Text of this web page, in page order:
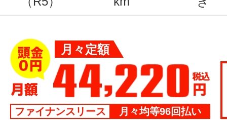
月々定額
ファイナンスリース 月々均等96回払い